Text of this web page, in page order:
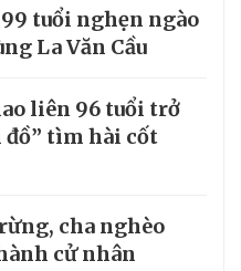
tuổi nghẹn ngào
La Văn Cầu
liên 96 tuổi trở
đồ” tìm hài cốt
cha nghèo
cử nhân